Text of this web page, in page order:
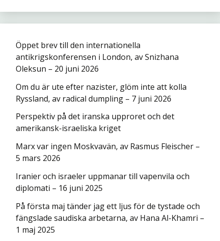
Öppet brev till den internationella
antikrigskonferensen i London, av Snizhana
Oleksun – 20 juni 2026
Om du är ute efter nazister, glöm inte att kolla
Ryssland, av radical dumpling – 7 juni 2026
Perspektiv på det iranska upproret och det
amerikansk-israeliska kriget
Marx var ingen Moskvavän, av Rasmus Fleischer –
5 mars 2026
Iranier och israeler uppmanar till vapenvila och
diplomati – 16 juni 2025
På första maj tänder jag ett ljus för de tystade och
fängslade saudiska arbetarna, av Hana Al-Khamri –
1 maj 2025